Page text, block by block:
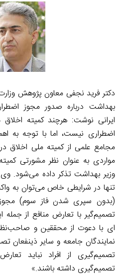
دکتر فرید نجفی معاون پژوهش
بهداشت درباره صدور مجوز
ایرانی نوشت: هرچند کمیته
اضطراری نیست، اما با توجه به
مجامع علمی از کمیته ملی اخلاق
مواردی به عنوان نظر مشورتی
وزیر بهداشت تذکر داده می‌شود. وی
تنها در شرایطی خاص می‌توان به
(بدون سپری شدن فاز سوم) مجوز
تصمیم‌گیر با تعارض منافع از
ای با دعوت از محققین و
نمایندگان جامعه و سایر ذینفعان
تصمیم‌گیری از افراد نباید
تصمیم‌گیری داشته باشند.»